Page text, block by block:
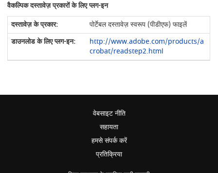
वैकल्पिक दस्तावेज़ प्रकारों के लिए प्लग-इन
पोर्टेबल दस्तावेज़ स्वरूप (पीडीएफ) फाइलें
http://www.adobe.com/products/a
crobat/readstep2.html
वेबसाइट नीति
सहायता
हमसे संपर्क करें
प्रतिक्रिया